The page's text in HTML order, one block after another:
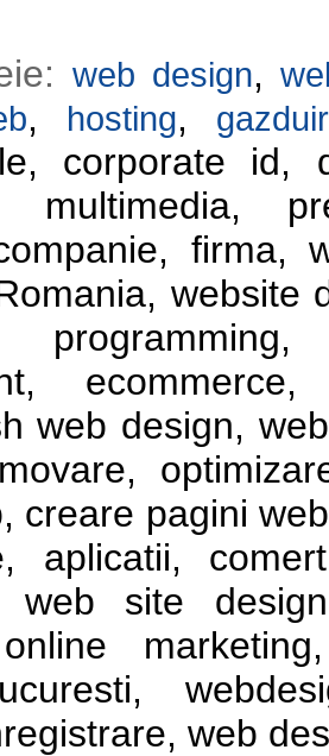
web design,
, hosting,
corporate id,
firma,
website
web design,
creare pagini
aplicatii,
web site
web